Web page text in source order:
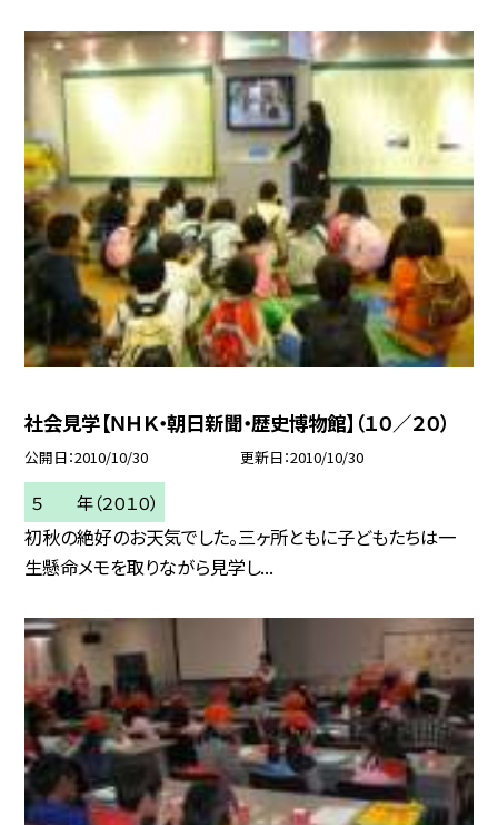
社会見学【ＮＨＫ・朝日新聞・歴史博物館】（１０／２０）
公開日 2010/10/30 更新日 2010/10/30
５ 年（２０１０）
初秋の絶好のお天気でした。三ヶ所ともに子どもたちは一
生懸命メモを取りながら見学し...